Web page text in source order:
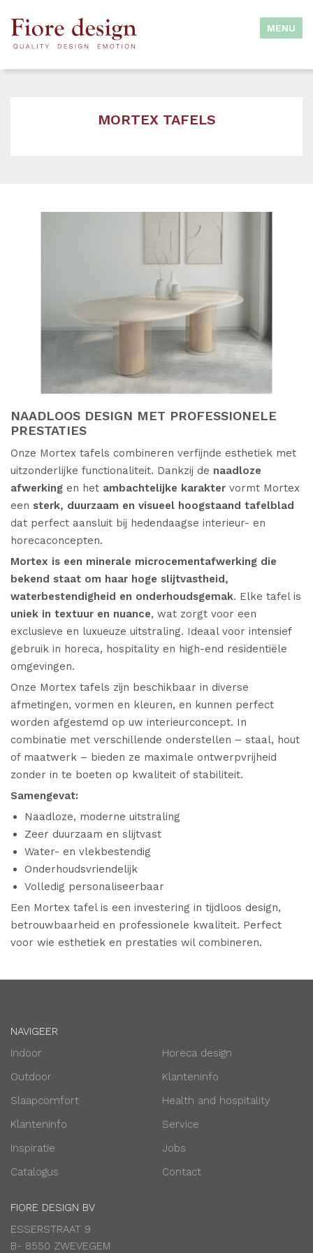
MENU
KLANTENINFO
INSPIRATIE
CATALOGUS
HORECA DESIGN
KLANTENINFO
HEALTH AND HOSPITALITY
SERVICE
JOBS
CONTACT
MORTEX TAFELS
NAADLOOS DESIGN MET PROFESSIONELE
PRESTATIES
Onze Mortex tafels combineren verfijnde esthetiek met
uitzonderlijke functionaliteit. Dankzij de naadloze
afwerking en het ambachtelijke karakter vormt Mortex
een sterk, duurzaam en visueel hoogstaand tafelblad
dat perfect aansluit bij hedendaagse interieur- en
horecaconcepten.
Mortex is een minerale microcementafwerking die
bekend staat om haar hoge slijtvastheid,
waterbestendigheid en onderhoudsgemak. Elke tafel is
uniek in textuur en nuance, wat zorgt voor een
exclusieve en luxueuze uitstraling. Ideaal voor intensief
gebruik in horeca, hospitality en high-end residentiële
omgevingen.
Onze Mortex tafels zijn beschikbaar in diverse
afmetingen, vormen en kleuren, en kunnen perfect
worden afgestemd op uw interieurconcept. In
combinatie met verschillende onderstellen – staal, hout
of maatwerk – bieden ze maximale ontwerpvrijheid
zonder in te boeten op kwaliteit of stabiliteit.
Samengevat:
Naadloze, moderne uitstraling
Zeer duurzaam en slijtvast
Water- en vlekbestendig
Onderhoudsvriendelijk
Volledig personaliseerbaar
Een Mortex tafel is een investering in tijdloos design,
betrouwbaarheid en professionele kwaliteit. Perfect
voor wie esthetiek en prestaties wil combineren.
NAVIGEER
Indoor
Outdoor
Slaapcomfort
Klanteninfo
Inspiratie
Catalogus
Horeca design
Klanteninfo
Health and hospitality
Service
Jobs
Contact
FIORE DESIGN BV
ESSERSTRAAT 9
B- 8550 ZWEVEGEM